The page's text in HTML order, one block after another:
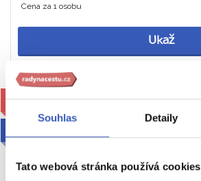
Souhlas Detaily
Tato webová stránka používá cookies
Cena za 1 osobu
Ukaž
SLEVA